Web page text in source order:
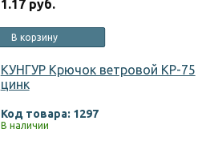
1.17 руб.
В корзину
КУНГУР Крючок ветровой КР-75
цинк
Код товара: 1297
В наличии